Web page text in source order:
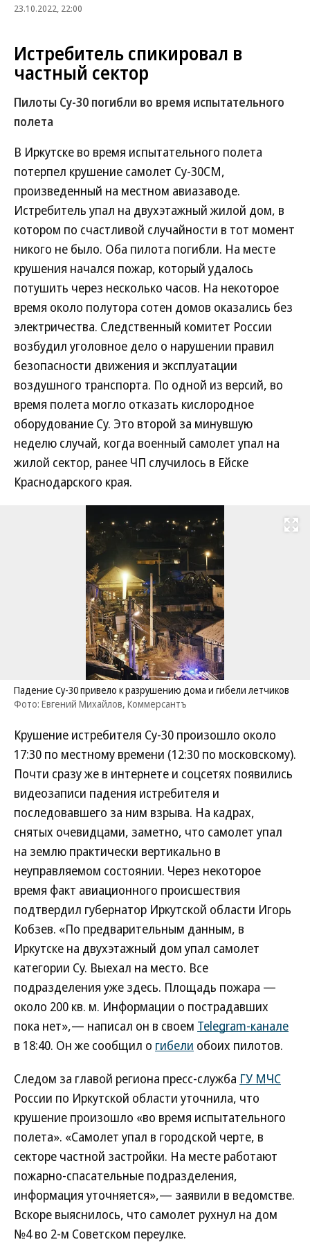
23.10.2022, 22:00
Истребитель спикировал в
частный сектор
Пилоты Су-30 погибли во время испытательного
полета
В Иркутске во время испытательного полета
потерпел крушение самолет Су-30СМ,
произведенный на местном авиазаводе.
Истребитель упал на двухэтажный жилой дом, в
котором по счастливой случайности в тот момент
никого не было. Оба пилота погибли. На месте
крушения начался пожар, который удалось
потушить через несколько часов. На некоторое
время около полутора сотен домов оказались без
электричества. Следственный комитет России
возбудил уголовное дело о нарушении правил
безопасности движения и эксплуатации
воздушного транспорта. По одной из версий, во
время полета могло отказать кислородное
оборудование Су. Это второй за минувшую
неделю случай, когда военный самолет упал на
жилой сектор, ранее ЧП случилось в Ейске
Краснодарского края.
Развернуть
Падение Су-30 привело к разрушению дома и гибели летчиков
Фото: Евгений Михайлов, Коммерсантъ
Крушение истребителя Су-30 произошло около
17:30 по местному времени (12:30 по московскому).
Почти сразу же в интернете и соцсетях появились
видеозаписи падения истребителя и
последовавшего за ним взрыва. На кадрах,
снятых очевидцами, заметно, что самолет упал
на землю практически вертикально в
неуправляемом состоянии. Через некоторое
время факт авиационного происшествия
подтвердил губернатор Иркутской области Игорь
Кобзев. «По предварительным данным, в
Иркутске на двухэтажный дом упал самолет
категории Су. Выехал на место. Все
подразделения уже здесь. Площадь пожара —
около 200 кв. м. Информации о пострадавших
пока нет»,— написал он в своем Telegram-канале
в 18:40. Он же сообщил о гибели обоих пилотов.
Следом за главой региона пресс-служба ГУ МЧС
России по Иркутской области уточнила, что
крушение произошло «во время испытательного
полета». «Самолет упал в городской черте, в
секторе частной застройки. На месте работают
пожарно-спасательные подразделения,
информация уточняется»,— заявили в ведомстве.
Вскоре выяснилось, что самолет рухнул на дом
№4 во 2-м Советском переулке.